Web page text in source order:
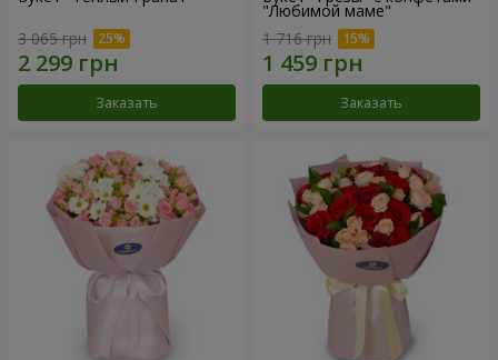
3 065 грн
Заказать
"Любимой маме"
1 716 грн
Заказать